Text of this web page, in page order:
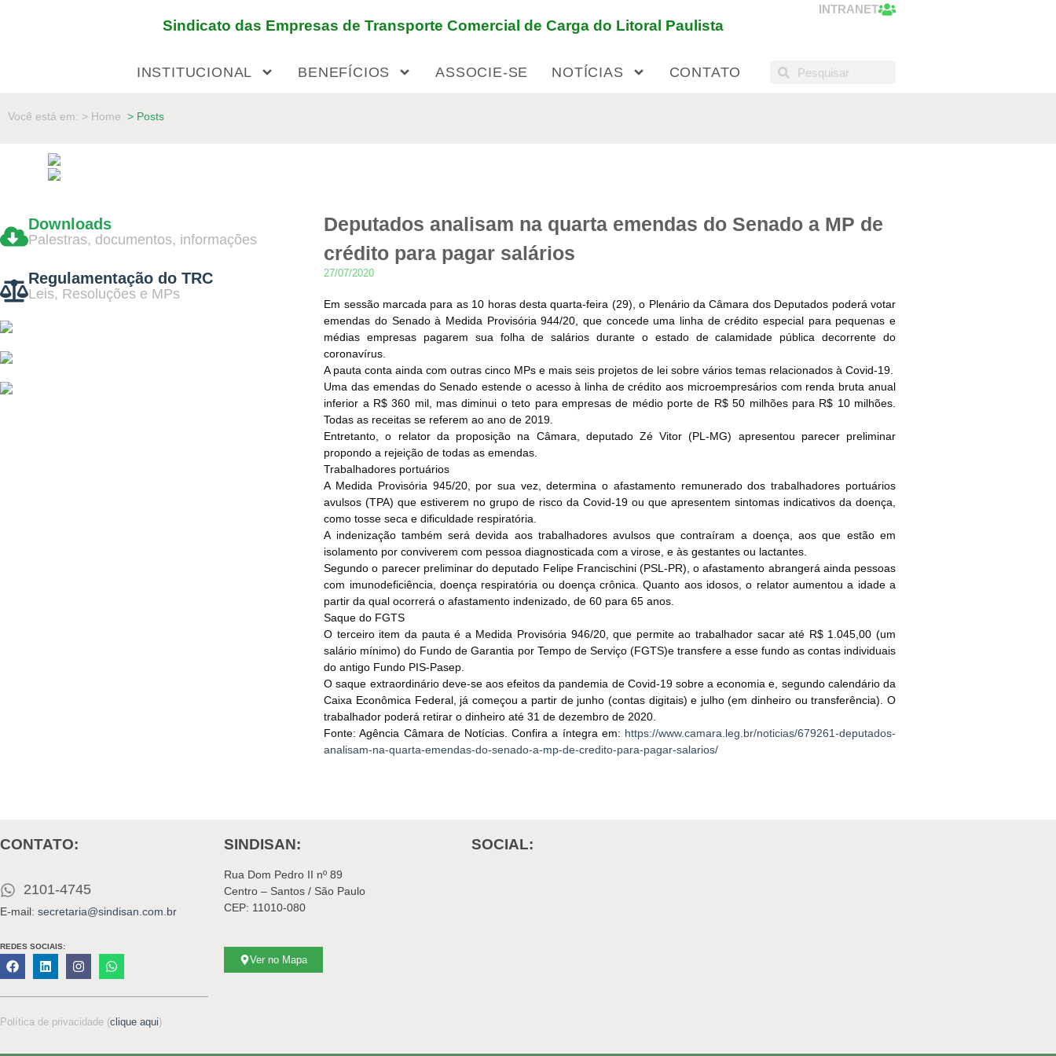
Sindicato das Empresas de Transporte Comercial de Carga do Litoral Paulista
INSTITUCIONAL BENEFÍCIOS ASSOCIE-SE NOTÍCIAS CONTATO
INTRANET
Você está em: > Home > Posts
Downloads
Palestras, documentos, informações
Regulamentação do TRC
Leis, Resoluções e MPs
Deputados analisam na quarta emendas do Senado a MP de
crédito para pagar salários
27/07/2020
Em sessão marcada para as 10 horas desta quarta-feira (29), o Plenário da Câmara dos Deputados poderá votar
emendas do Senado à Medida Provisória 944/20, que concede uma linha de crédito especial para pequenas e
médias empresas pagarem sua folha de salários durante o estado de calamidade pública decorrente do
coronavírus.
A pauta conta ainda com outras cinco MPs e mais seis projetos de lei sobre vários temas relacionados à Covid-19.
Uma das emendas do Senado estende o acesso à linha de crédito aos microempresários com renda bruta anual
inferior a R$ 360 mil, mas diminui o teto para empresas de médio porte de R$ 50 milhões para R$ 10 milhões.
Todas as receitas se referem ao ano de 2019.
Entretanto, o relator da proposição na Câmara, deputado Zé Vitor (PL-MG) apresentou parecer preliminar
propondo a rejeição de todas as emendas.
Trabalhadores portuários
A Medida Provisória 945/20, por sua vez, determina o afastamento remunerado dos trabalhadores portuários
avulsos (TPA) que estiverem no grupo de risco da Covid-19 ou que apresentem sintomas indicativos da doença,
como tosse seca e dificuldade respiratória.
A indenização também será devida aos trabalhadores avulsos que contraíram a doença, aos que estão em
isolamento por conviverem com pessoa diagnosticada com a virose, e às gestantes ou lactantes.
Segundo o parecer preliminar do deputado Felipe Francischini (PSL-PR), o afastamento abrangerá ainda pessoas
com imunodeficiência, doença respiratória ou doença crônica. Quanto aos idosos, o relator aumentou a idade a
partir da qual ocorrerá o afastamento indenizado, de 60 para 65 anos.
Saque do FGTS
O terceiro item da pauta é a Medida Provisória 946/20, que permite ao trabalhador sacar até R$ 1.045,00 (um
salário mínimo) do Fundo de Garantia por Tempo de Serviço (FGTS)e transfere a esse fundo as contas individuais
do antigo Fundo PIS-Pasep.
O saque extraordinário deve-se aos efeitos da pandemia de Covid-19 sobre a economia e, segundo calendário da
Caixa Econômica Federal, já começou a partir de junho (contas digitais) e julho (em dinheiro ou transferência). O
trabalhador poderá retirar o dinheiro até 31 de dezembro de 2020.
Fonte: Agência Câmara de Notícias. Confira a íntegra em: https://www.camara.leg.br/noticias/679261-deputados-
analisam-na-quarta-emendas-do-senado-a-mp-de-credito-para-pagar-salarios/
CONTATO:
2101-4745
E-mail: secretaria@sindisan.com.br
REDES SOCIAIS:
Política de privacidade (clique aqui)
SINDISAN:
Rua Dom Pedro II nº 89
Centro – Santos / São Paulo
CEP: 11010-080
Ver no Mapa
SOCIAL: